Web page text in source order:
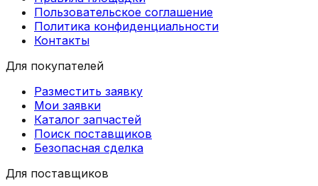
Пользовательское соглашение
Политика конфиденциальности
Контакты
Для покупателей
Разместить заявку
Мои заявки
Каталог запчастей
Поиск поставщиков
Безопасная сделка
Для поставщиков